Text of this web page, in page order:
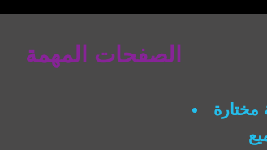
الصفحات المهمة